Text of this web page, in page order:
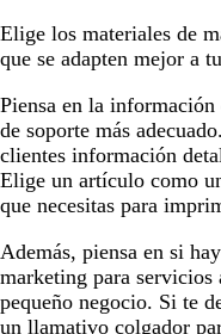
Elige los materiales de
que se adapten mejor a
Piensa en la
de soporte más
clientes información
Elige un artículo como
que necesitas para
Además, piensa en si
marketing para
pequeño negocio. Si te
un llamativo colgador